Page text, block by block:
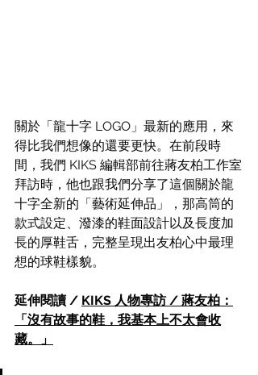
關於「龍十字 LOGO」最新的應用，來
得比我們想像的還要更快。在前段時
間，我們 KIKS 編輯部前往蔣友柏工作室
拜訪時，他也跟我們分享了這個關於龍
十字全新的「藝術延伸品」，那高筒的
款式設定、潑漆的鞋面設計以及長度加
長的厚鞋舌，完整呈現出友柏心中最理
想的球鞋樣貌。
延伸閱讀 / KIKS 人物專訪 / 蔣友柏：
「沒有故事的鞋，我基本上不太會收
藏。」